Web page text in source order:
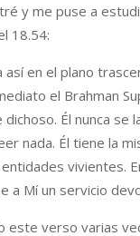
y me puse a
18.54:
así en el plano
el Brahman
Él nunca se
nada. Él tiene la
vivientes.
a Mí un servicio
este verso varias